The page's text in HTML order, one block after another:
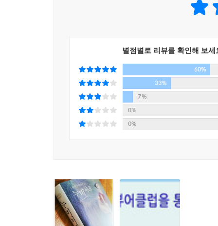
해설: 목성균의 수필 세계/김종완(수필가?문학평론
해서 건네주셨듯 이제 내가 아버지의 숨찬 강을
드린다. 그 빈약한 내 등에 기꺼이 업혀 주시는 아
고 정정당당하게 바다의 한녘을 굳건히 장악하고
아득하게 우연(雨煙)이 수평선을 가로막고 뿌옇
서 비 오는 날의 수평선은 쓰고 따뜻한 탕제같이
곶 끝에 서 있는 하얀 장기곶 등대가 비 오는 바
걸어와서 솥뚜껑같이 넓적한 손을 어깨에 턱 얹
곶의 안이 만(灣)이고, 포구는 만 안에 있다. 곶이
신 고통스러운 말년의 손을 내가 달고 있는 것이
했었다.
아버지의 손은 퍽 크다. 내 손은 아버지의 손에 비
과 똑같을까? 생명은 닮는다는 뜻일까?
별점별로 리뷰를 확인해 보세
60%
33%
7%
0%
0%